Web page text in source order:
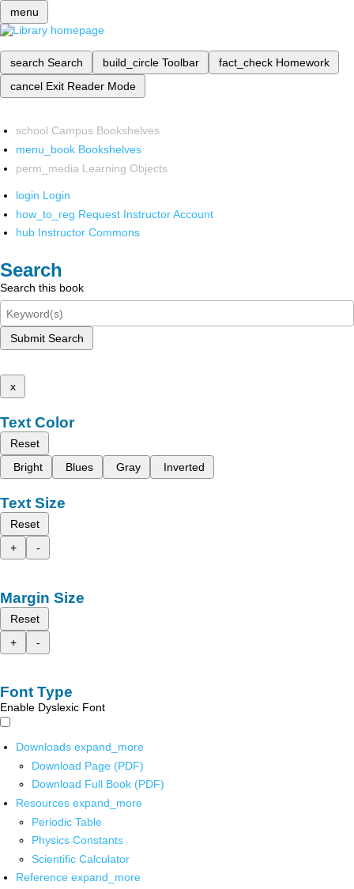
menu
search Search build_circle Toolbar fact_check Homework
cancel Exit Reader Mode
school Campus Bookshelves
menu_book Bookshelves
perm_media Learning Objects
login Login
how_to_reg Request Instructor Account
hub Instructor Commons
Search
Search this book
Submit Search
x
Text Color
Reset
Bright
Blues Gray Inverted
Text Size
Reset
+
-
Margin Size
Reset
+
-
Font Type
Enable Dyslexic Font
Downloads expand_more
Download Page (PDF)
Download Full Book (PDF)
Resources expand_more
Periodic Table
Physics Constants
Scientific Calculator
Reference expand_more